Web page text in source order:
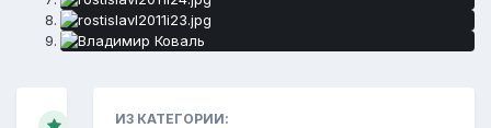
ИЗ КАТЕГОРИИ: